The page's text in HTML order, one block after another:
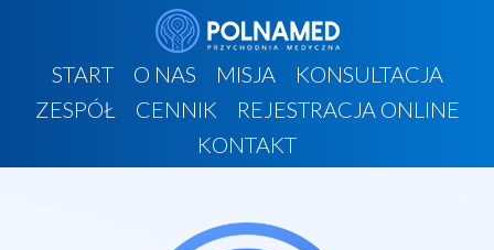
START O NAS MISJA
KONSULTACJA
ZESPÓŁ
CENNIK
REJESTRACJA ONLINE
KONTAKT